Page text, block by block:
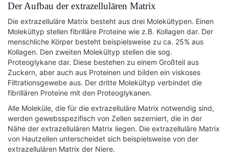
Der Aufbau der extrazellulären Matrix
Die extrazelluläre Matrix besteht aus drei Molekültypen. Einen
Molekültyp stellen fibrilläre Proteine wie z.B. Kollagen dar. Der
menschliche Körper besteht beispielsweise zu ca. 25% aus
Kollagen. Den zweiten Molekültyp stellen die sog.
Proteoglykane dar. Diese bestehen zu einem Großteil aus
Zuckern, aber auch aus Proteinen und bilden ein viskoses
Filtrationsgewebe aus. Der dritte Molekültyp verbindet die
fibrillären Proteine mit den Proteoglykanen.
Alle Moleküle, die für die extrazelluläre Matrix notwendig sind,
werden gewebsspezifisch von Zellen sezerniert, die in der
Nähe der extrazellulären Matrix liegen. Die extrazelluläre Matrix
von Hautzellen unterscheidet sich beispielsweise von der
extrazellulären Matrix der Niere.